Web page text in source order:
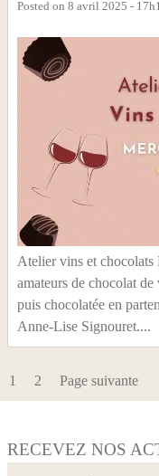
Posted on 8 avril 2025 -
Atelier vins et chocolats
amateurs de chocolat
puis chocolatée en
Anne-Lise Signouret....
1 2 Page suivante
RECEVEZ NOS